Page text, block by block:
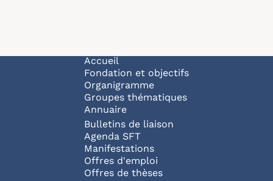
Navigation principale
Accueil
Fondation et objectifs
Organigramme
Groupes thématiques
Annuaire
Bulletins de liaison
Agenda SFT
Manifestations
Offres d'emploi
Offres de thèses